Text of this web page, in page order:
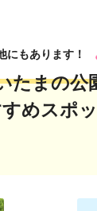
にもあります！
たまの公
めスポ